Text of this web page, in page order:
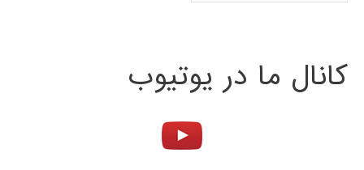
کانال ما در یوتیوب